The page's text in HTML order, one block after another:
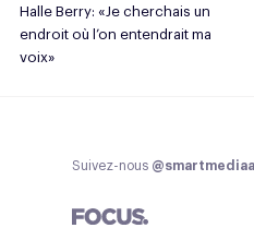
Halle Berry: «Je cherchais un
endroit où l’on entendrait ma
voix»
Suivez-nous